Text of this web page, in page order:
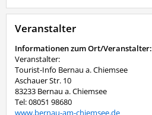
Veranstalter
Informationen zum Ort/Veranstalter:
Veranstalter:
Tourist-Info Bernau a. Chiemsee
Aschauer Str. 10
83233 Bernau a. Chiemsee
Tel: 08051 98680
www.bernau-am-chiemsee.de